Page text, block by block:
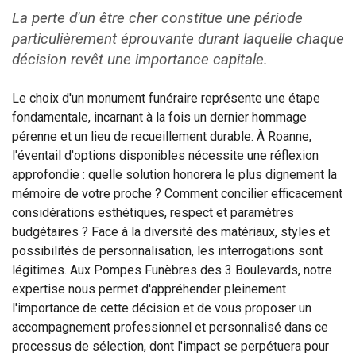
La perte d'un être cher constitue une période
particulièrement éprouvante durant laquelle chaque
décision revêt une importance capitale.
Le choix d'un monument funéraire représente une étape
fondamentale, incarnant à la fois un dernier hommage
pérenne et un lieu de recueillement durable. À Roanne,
l'éventail d'options disponibles nécessite une réflexion
approfondie : quelle solution honorera le plus dignement la
mémoire de votre proche ? Comment concilier efficacement
considérations esthétiques, respect et paramètres
budgétaires ? Face à la diversité des matériaux, styles et
possibilités de personnalisation, les interrogations sont
légitimes. Aux Pompes Funèbres des 3 Boulevards, notre
expertise nous permet d'appréhender pleinement
l'importance de cette décision et de vous proposer un
accompagnement professionnel et personnalisé dans ce
processus de sélection, dont l'impact se perpétuera pour